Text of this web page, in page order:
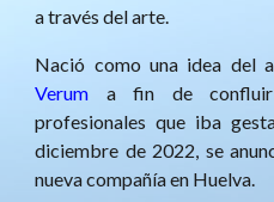
a través del arte.
Nació como una idea del
Verum a fin de confluir
profesionales que iba
diciembre de 2022, se
nueva compañía en Huelva.